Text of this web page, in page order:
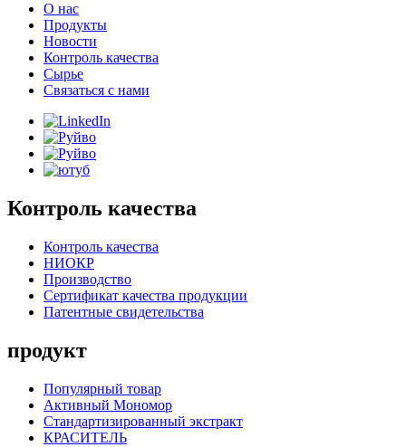
О нас
Продукты
Новости
Контроль качества
Сырье
Связаться с нами
Контроль качества
Контроль качества
НИОКР
Производство
Сертификат качества продукции
Патентные свидетельства
продукт
Популярный товар
Активный Мономор
Стандартизированный экстракт
КРАСИТЕЛЬ